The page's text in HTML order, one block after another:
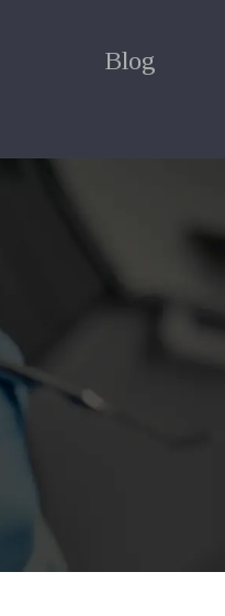
Blog